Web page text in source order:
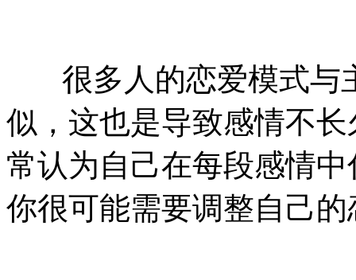
很多人的恋爱模式与
似，这也是导致感情不
常认为自己在每段感情
你很可能需要调整自己